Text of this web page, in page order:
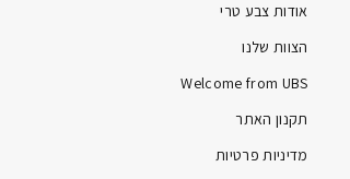
אודות צבע טרי
הצוות שלנו
Welcome from UBS
תקנון האתר
מדיניות פרטיות